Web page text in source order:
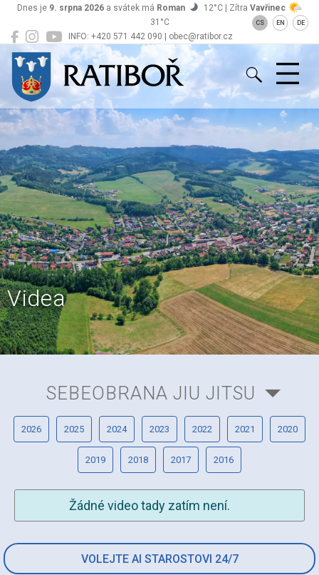
INFO: +420 571 442 090 | obec@ratibor.cz
Dnes je 9. srpna 2026 a svátek má Roman 12°C | Zítra Vavřinec
31°C
CS EN DE
Ratiboř
Videa
VOLEJTE AI STAROSTOVI 24/7
SEBEOBRANA JIU JITSU
2026 2025 2024 2023 2022 2021 2020
2019 2018 2017 2016
Žádné video tady zatím není.